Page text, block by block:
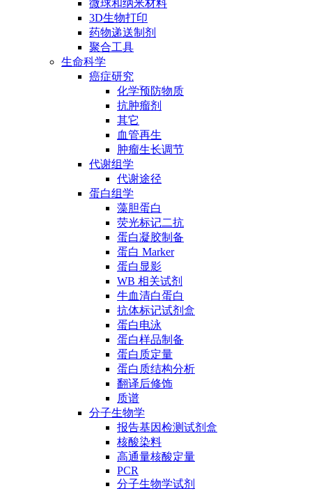
微球和纳米材料
3D生物打印
药物递送制剂
聚合工具
生命科学
癌症研究
化学预防物质
抗肿瘤剂
其它
血管再生
肿瘤生长调节
代谢组学
代谢途径
蛋白组学
藻胆蛋白
荧光标记二抗
蛋白凝胶制备
蛋白 Marker
蛋白显影
WB 相关试剂
牛血清白蛋白
抗体标记试剂盒
蛋白电泳
蛋白样品制备
蛋白质定量
蛋白质结构分析
翻译后修饰
质谱
分子生物学
报告基因检测试剂盒
核酸染料
高通量核酸定量
PCR
分子生物学试剂